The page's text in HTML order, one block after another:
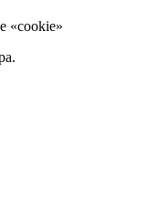
«cookie»